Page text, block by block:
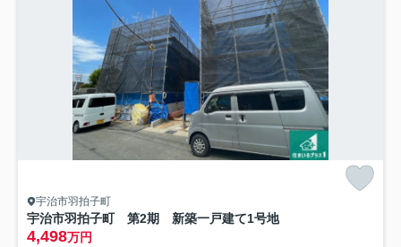
宇治市羽拍子町
宇治市羽拍子町 第2期 新築一戸建て1号地
4,498万円